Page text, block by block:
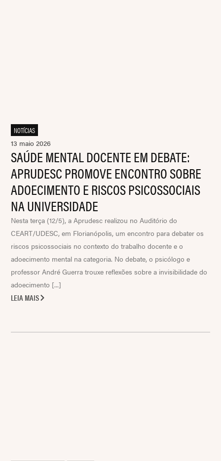
NOTÍCIAS
13 maio 2026
SAÚDE MENTAL DOCENTE EM DEBATE:
APRUDESC PROMOVE ENCONTRO SOBRE
ADOECIMENTO E RISCOS PSICOSSOCIAIS
NA UNIVERSIDADE
Nesta terça (12/5), a Aprudesc realizou no Auditório do
CEART/UDESC, em Florianópolis, um encontro para debater os
riscos psicossociais no contexto do trabalho docente e o
adoecimento mental na categoria. No debate, o psicólogo e
professor André Guerra trouxe reflexões sobre a invisibilidade do
adoecimento [...]
LEIA MAIS